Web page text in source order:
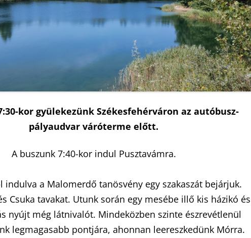
2009
2007
2010
2005
kor gyülekezünk Székesfehérváron az autóbusz-
pályaudvar váróterme előtt.
A buszunk 7:40-kor indul Pusztavámra.
indulva a Malomerdő tanösvény egy szakaszát bejárjuk.
Csuka tavakat. Utunk során egy mesébe illő kis házikó és
nyújt még látnivalót. Mindeközben szinte észrevétlenül
legmagasabb pontjára, ahonnan leereszkedünk Mórra.